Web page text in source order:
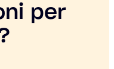
per